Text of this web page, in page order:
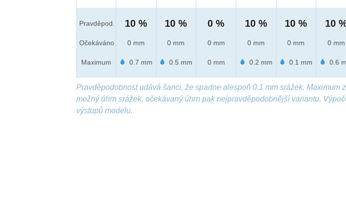
Pravděpod.
Očekáváno
Maximum
10 %
0 mm
0.7 mm
10 %
0 mm
0.5 mm
0 %
0 mm
0 mm
10 %
0 mm
0.2 mm
10 %
0 mm
0.1 mm
10
0 mm
0.6
Pravděpodobnost udává šanci, že spadne alespoň 0,1 mm srážek. Maximum
možný úhrn srážek, očekávaný úhrn pak nejpravděpodobnější variantu.
výstupů modelu.